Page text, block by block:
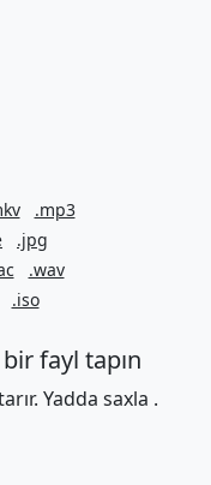
.mp3
.jpg
.wav
.iso
fayl tapın
Yadda saxla .